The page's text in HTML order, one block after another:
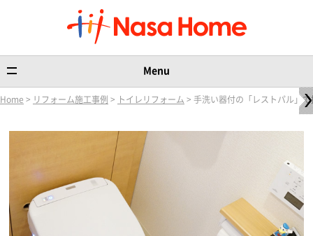
Menu
Home > リフォーム施工事例 > トイレリフォーム > 手洗い器付の「レストパル」